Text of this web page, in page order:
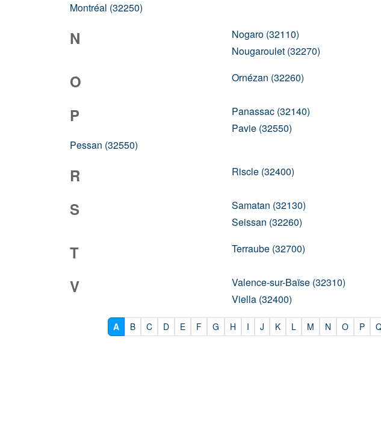
Montréal (32250)
N Nogaro (32110)
Nougaroulet (32270)
O Ornézan (32260)
P Panassac (32140)
Pavie (32550)
Pessan (32550)
R Riscle (32400)
S Samatan (32130)
Seissan (32260)
T Terraube (32700)
V Valence-sur-Baïse (32310)
Viella (32400)
A B C D E F G H I J K L M N O P